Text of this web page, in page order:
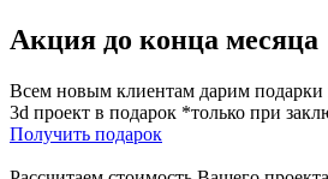
Акция до конца месяца
Всем новым клиентам дарим подарки
3d проект в подарок *только при
Получить подарок